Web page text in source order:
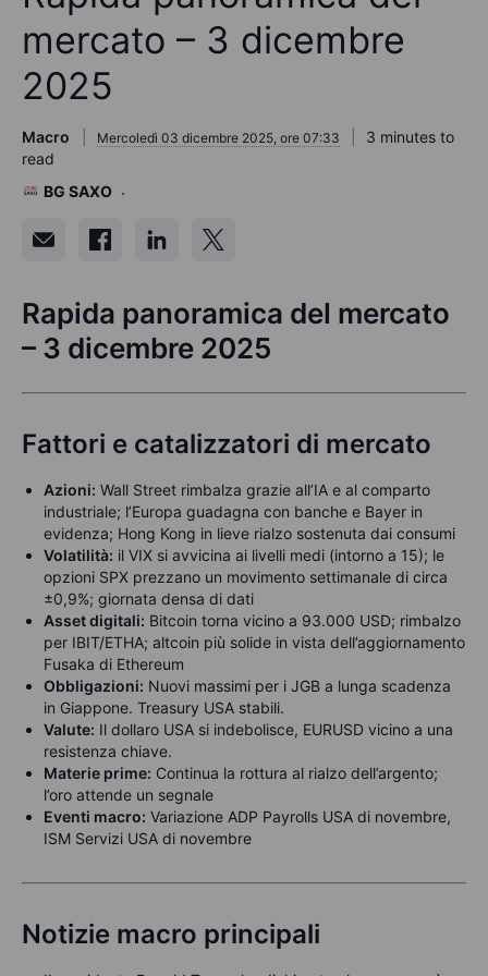
mercato – 3 dicembre
2025
Macro Mercoledì 03 dicembre 2025, ore 07:33
3 minutes to
read
BG SAXO
Rapida panoramica del mercato
– 3 dicembre 2025
Fattori e catalizzatori di mercato
Azioni: Wall Street rimbalza grazie all’IA e al comparto
industriale; l’Europa guadagna con banche e Bayer in
evidenza; Hong Kong in lieve rialzo sostenuta dai consumi
Volatilità: il VIX si avvicina ai livelli medi (intorno a 15); le
opzioni SPX prezzano un movimento settimanale di circa
±0,9%; giornata densa di dati
Asset digitali: Bitcoin torna vicino a 93.000 USD; rimbalzo
per IBIT/ETHA; altcoin più solide in vista dell’aggiornamento
Fusaka di Ethereum
Obbligazioni: Nuovi massimi per i JGB a lunga scadenza
in Giappone. Treasury USA stabili.
Valute: Il dollaro USA si indebolisce, EURUSD vicino a una
resistenza chiave.
Materie prime: Continua la rottura al rialzo dell’argento;
l’oro attende un segnale
Eventi macro: Variazione ADP Payrolls USA di novembre,
ISM Servizi USA di novembre
Notizie macro principali